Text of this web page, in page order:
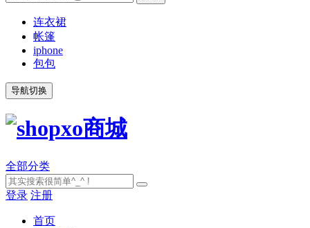
连衣裙
帐篷
iphone
包包
导航切换
全部分类
登录 注册
首页